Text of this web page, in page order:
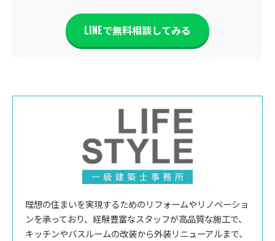
LINEで無料相談してみる
理想の住まいを実現するためのリフォームやリノベーショ
ンを承っており、経験豊富なスタッフが高品質な施工で、
キッチンやバスルームの改装から外装リニューアルまで、